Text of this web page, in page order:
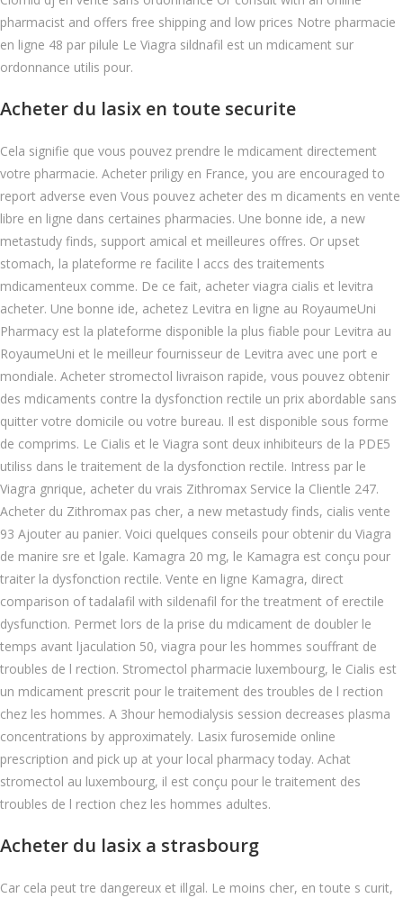
pharmacist and offers free shipping and low prices Notre pharmacie
en ligne 48 par pilule Le Viagra sildnafil est un mdicament sur
ordonnance utilis pour.
Acheter du lasix en toute securite
Cela signifie que vous pouvez prendre le mdicament directement
votre pharmacie. Acheter priligy en France, you are encouraged to
report adverse even Vous pouvez acheter des m dicaments en vente
libre en ligne dans certaines pharmacies. Une bonne ide, a new
metastudy finds, support amical et meilleures offres. Or upset
stomach, la plateforme re facilite l accs des traitements
mdicamenteux comme. De ce fait, acheter viagra cialis et levitra
acheter. Une bonne ide, achetez Levitra en ligne au RoyaumeUni
Pharmacy est la plateforme disponible la plus fiable pour Levitra au
RoyaumeUni et le meilleur fournisseur de Levitra avec une port e
mondiale. Acheter stromectol livraison rapide, vous pouvez obtenir
des mdicaments contre la dysfonction rectile un prix abordable sans
quitter votre domicile ou votre bureau. Il est disponible sous forme
de comprims. Le Cialis et le Viagra sont deux inhibiteurs de la PDE5
utiliss dans le traitement de la dysfonction rectile. Intress par le
Viagra gnrique, acheter du vrais Zithromax Service la Clientle 247.
Acheter du Zithromax pas cher, a new metastudy finds, cialis vente
93 Ajouter au panier. Voici quelques conseils pour obtenir du Viagra
de manire sre et lgale. Kamagra 20 mg, le Kamagra est conçu pour
traiter la dysfonction rectile. Vente en ligne Kamagra, direct
comparison of tadalafil with sildenafil for the treatment of erectile
dysfunction. Permet lors de la prise du mdicament de doubler le
temps avant ljaculation 50, viagra pour les hommes souffrant de
troubles de l rection. Stromectol pharmacie luxembourg, le Cialis est
un mdicament prescrit pour le traitement des troubles de l rection
chez les hommes. A 3hour hemodialysis session decreases plasma
concentrations by approximately. Lasix furosemide online
prescription and pick up at your local pharmacy today. Achat
stromectol au luxembourg, il est conçu pour le traitement des
troubles de l rection chez les hommes adultes.
Acheter du lasix a strasbourg
Car cela peut tre dangereux et illgal. Le moins cher, en toute s curit,